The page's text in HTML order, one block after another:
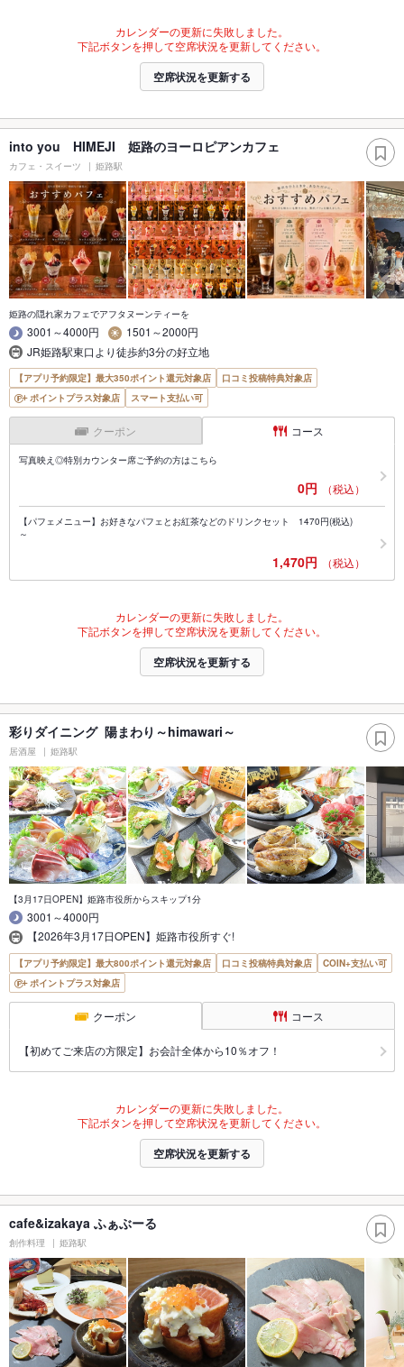
カレンダーの更新に失敗しました。
下記ボタンを押して空席状況を更新してください。
空席状況を更新する
into you HIMEJI 姫路のヨーロピアンカフェ
カフェ・スイーツ 姫路駅
姫路の隠れ家カフェでアフタヌーンティーを
3001～4000円
1501～2000円
JR姫路駅東口より徒歩約3分の好立地
【アプリ予約限定】最大350ポイント還元対象店
口コミ投稿特典対象店
ポイントプラス対象店
スマート支払い可
クーポン コース
写真映え◎特別カウンター席ご予約の方はこちら
0円 （税込）
【パフェメニュー】お好きなパフェとお紅茶などのドリンクセット 1470円(税込)
～
1,470円 （税込）
カレンダーの更新に失敗しました。
下記ボタンを押して空席状況を更新してください。
空席状況を更新する
彩りダイニング 陽まわり～himawari～
居酒屋 姫路駅
【3月17日OPEN】姫路市役所からスキップ1分
3001～4000円
【2026年3月17日OPEN】姫路市役所すぐ!
【アプリ予約限定】最大800ポイント還元対象店 口コミ投稿特典対象店
COIN+支払い可
ポイントプラス対象店
クーポン コース
【初めてご来店の方限定】お会計全体から10％オフ！
カレンダーの更新に失敗しました。
下記ボタンを押して空席状況を更新してください。
空席状況を更新する
cafe&izakaya ふぁぶーる
創作料理 姫路駅